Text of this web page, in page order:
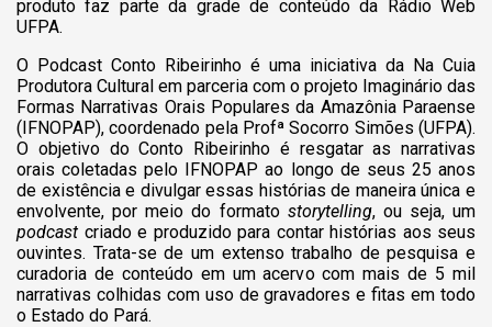
produto faz parte da grade de conteúdo da Rádio Web
UFPA.
O Podcast Conto Ribeirinho é uma iniciativa da Na Cuia
Produtora Cultural em parceria com o projeto Imaginário das
Formas Narrativas Orais Populares da Amazônia Paraense
(IFNOPAP), coordenado pela Profª Socorro Simões (UFPA).
O objetivo do Conto Ribeirinho é resgatar as narrativas
orais coletadas pelo IFNOPAP ao longo de seus 25 anos
de existência e divulgar essas histórias de maneira única e
envolvente, por meio do formato storytelling, ou seja, um
podcast criado e produzido para contar histórias aos seus
ouvintes. Trata-se de um extenso trabalho de pesquisa e
curadoria de conteúdo em um acervo com mais de 5 mil
narrativas colhidas com uso de gravadores e fitas em todo
o Estado do Pará.